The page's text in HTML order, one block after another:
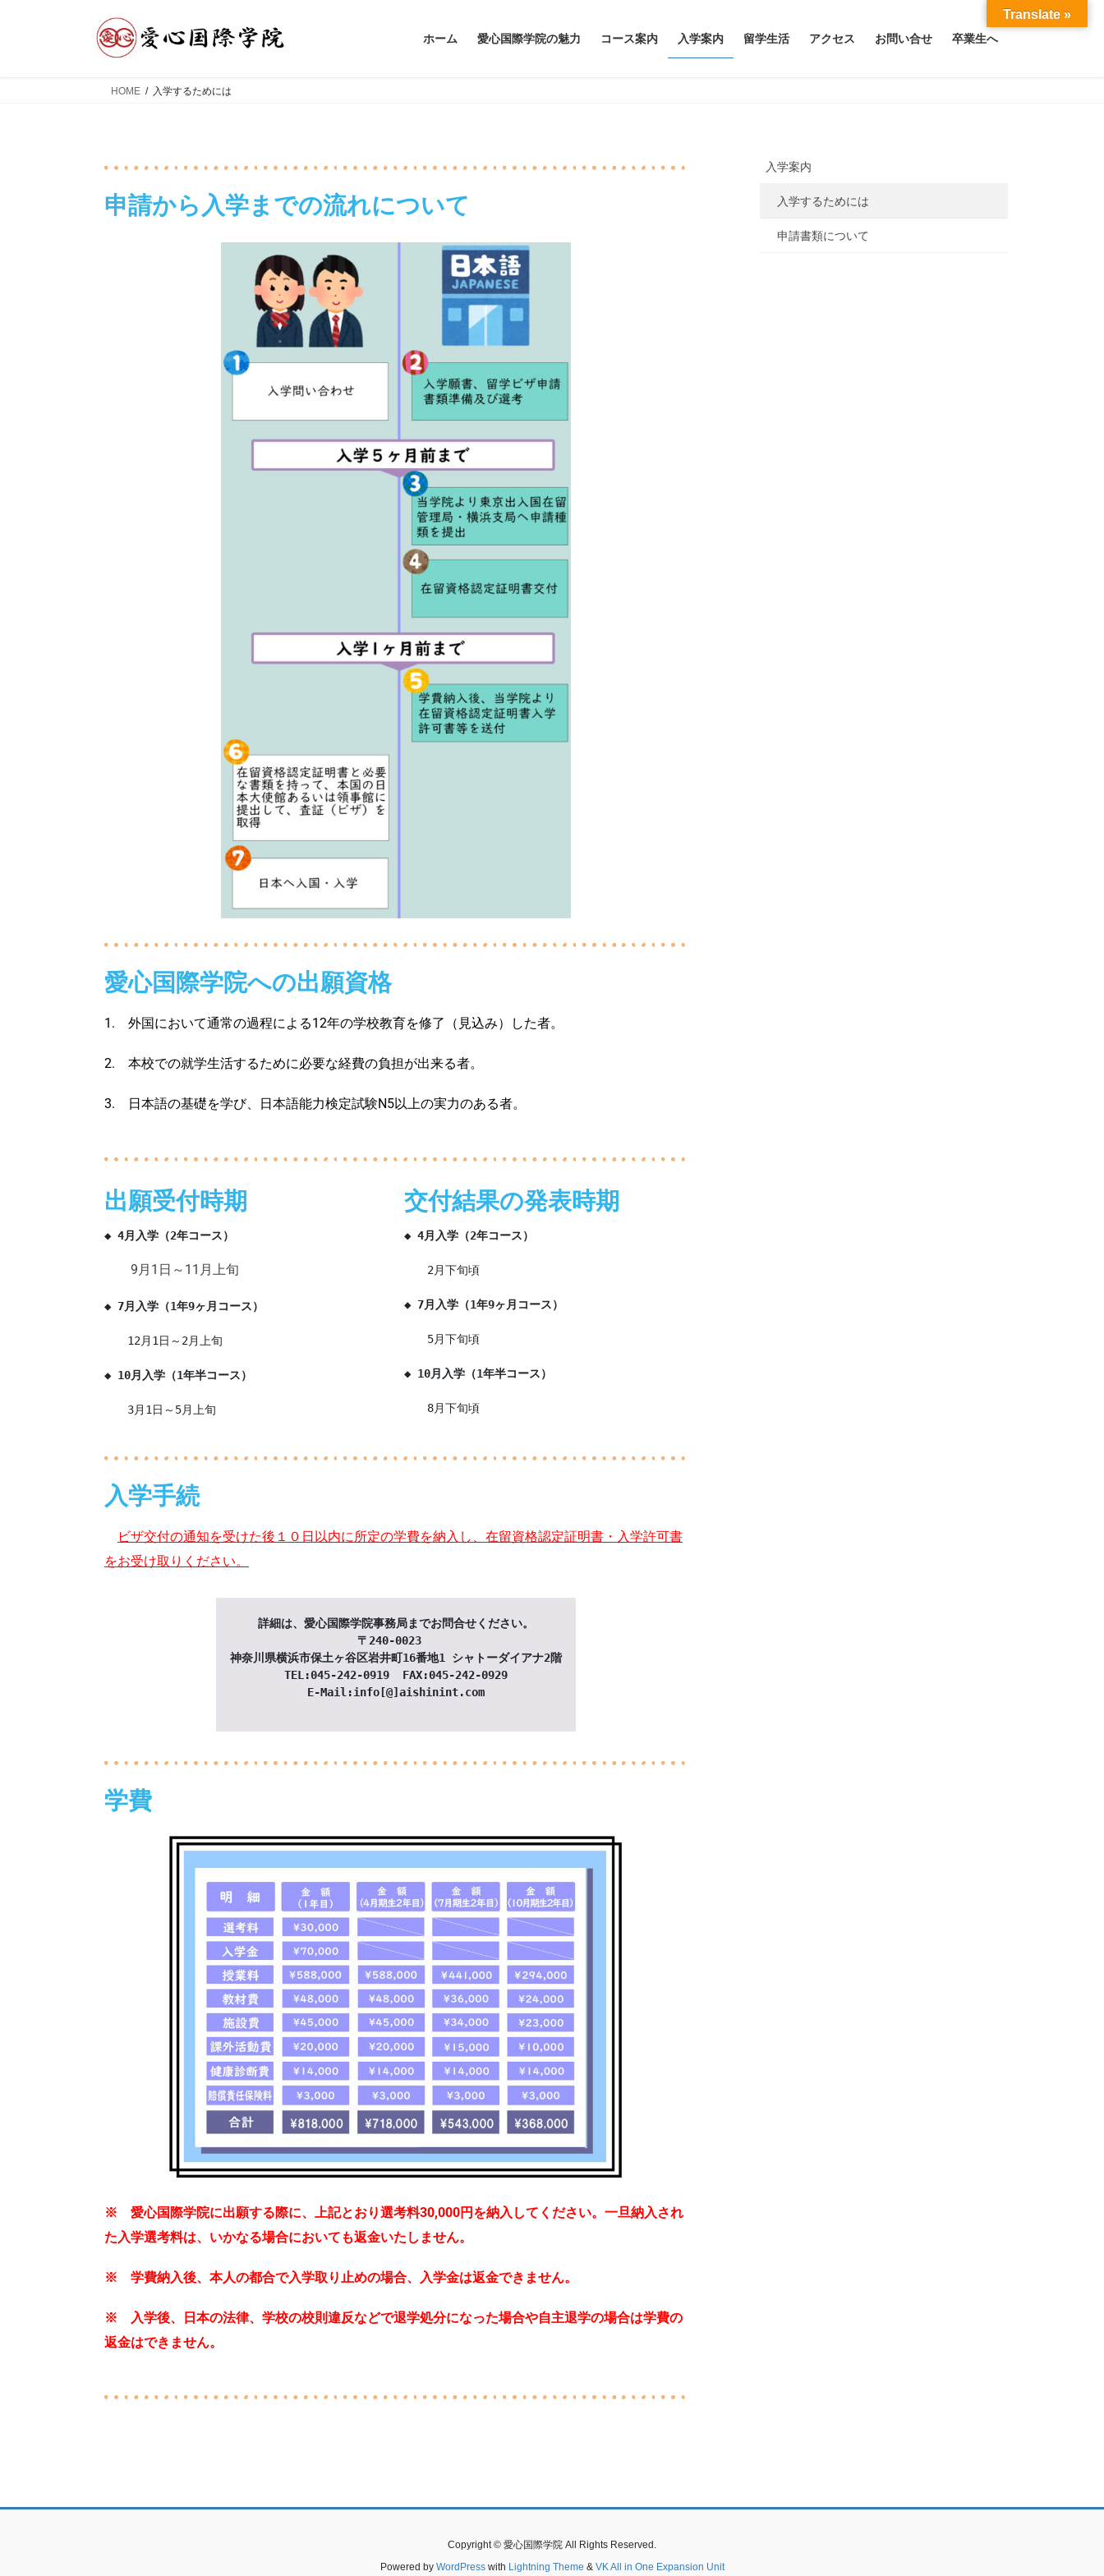
ホーム 愛心国際学院の魅力 コース案内 入学案内 留学生活 アクセス お問い合せ 卒業生へ
HOME 入学するためには
申請から入学までの流れについて
愛心国際学院への出願資格
1. 外国において通常の過程による12年の学校教育を修了（見込み）した者。
2. 本校での就学生活するために必要な経費の負担が出来る者。
3. 日本語の基礎を学び、日本語能力検定試験N5以上の実力のある者。
出願受付時期
◆ 4月入学（2年コース）
9月1日～11月上旬
◆ 7月入学（1年9ヶ月コース）
12月1日～2月上旬
◆ 10月入学（1年半コース）
3月1日～5月上旬
交付結果の発表時期
◆ 4月入学（2年コース）
2月下旬頃
◆ 7月入学（1年9ヶ月コース）
5月下旬頃
◆ 10月入学（1年半コース）
8月下旬頃
入学手続
ビザ交付の通知を受けた後１０日以内に所定の学費を納入し、在留資格認定証明書・入学許可書
をお受け取りください。
詳細は、愛心国際学院事務局までお問合せください。
〒240-0023
神奈川県横浜市保土ヶ谷区岩井町16番地1 シャトーダイアナ2階
TEL:045-242-0919  FAX:045-242-0929
E-Mail:info[@]aishinint.com
学費
※ 愛心国際学院に出願する際に、上記とおり選考料30,000円を納入してください。 一旦納入され
た入学選考料は、いかなる場合においても返金いたしません。
※ 学費納入後、本人の都合で入学取り止めの場合、入学金は返金できません。
※ 入学後、日本の法律、学校の校則違反などで退学処分になった場合や自主退学の場合は学費の
返金はできません。
入学案内
入学するためには
申請書類について
Copyright © 愛心国際学院 All Rights Reserved.
Powered by WordPresswith Lightning Theme & VK All in One Expansion Unit
Translate »